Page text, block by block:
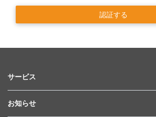
認証する
サービス
お知らせ